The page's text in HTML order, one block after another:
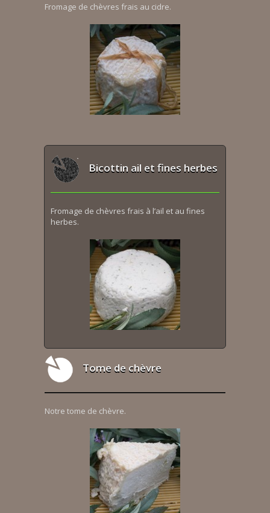
Fromage de chèvres frais au cidre.
Bicottin ail et fines herbes
Fromage de chèvres frais à l’ail et au fines
herbes.
Tome de chèvre
Notre tome de chèvre.